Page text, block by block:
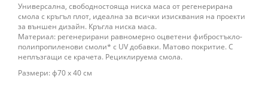
Универсална, свободностояща ниска маса от регенерирана
смола с кръгъл плот, идеална за всички изисквания на проекти
за външен дизайн. Кръгла ниска маса.
Материал: регенерирани равномерно оцветени фибростъкло-
полипропиленови смоли* с UV добавки. Матово покритие. С
неплъзгащи се крачета. Рециклируема смола.
Размери: ф70 х 40 см